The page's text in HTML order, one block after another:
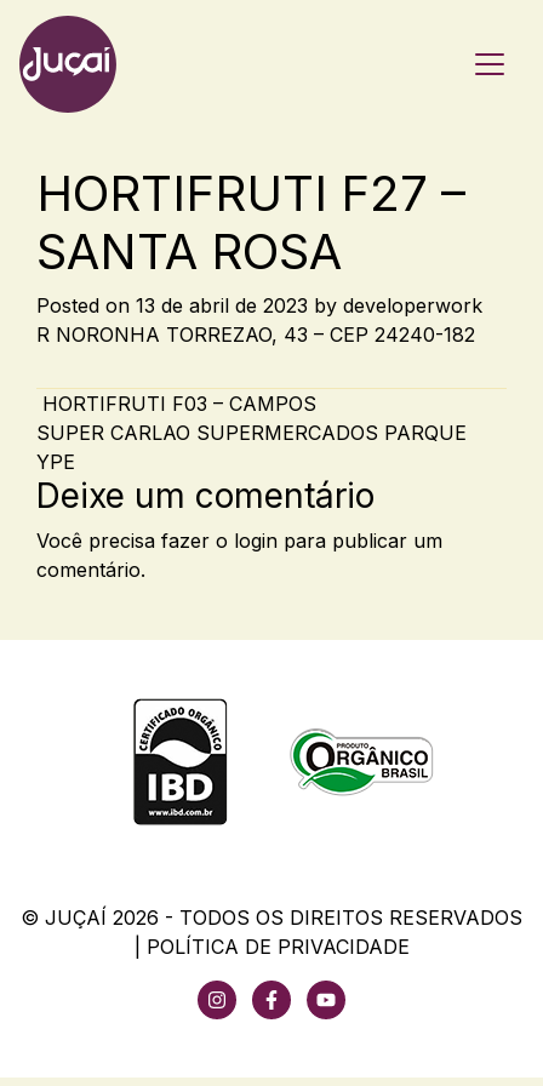
Main Navigation
HORTIFRUTI F27 –
SANTA ROSA
Posted on 13 de abril de 2023 by developerwork
R NORONHA TORREZAO, 43 – CEP 24240-182
Post navigation
HORTIFRUTI F03 – CAMPOS
SUPER CARLAO SUPERMERCADOS PARQUE
YPE
Deixe um comentário
Você precisa fazer o login para publicar um
comentário.
© JUÇAÍ 2026 - TODOS OS DIREITOS RESERVADOS
POLÍTICA DE PRIVACIDADE